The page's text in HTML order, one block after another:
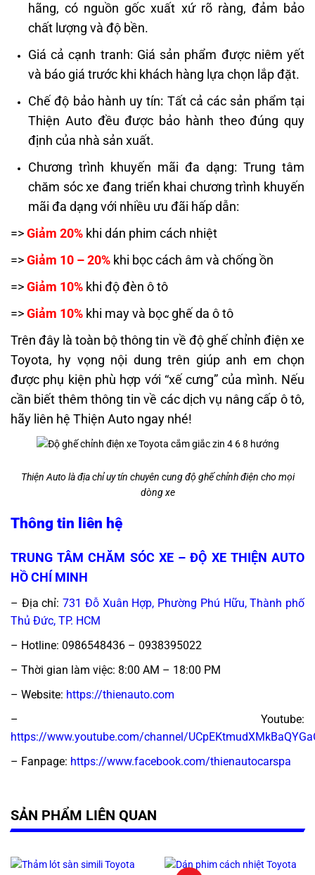
hãng, có nguồn gốc xuất xứ rõ ràng, đảm bảo
chất lượng và độ bền.
Giá cả cạnh tranh: Giá sản phẩm được niêm yết
và báo giá trước khi khách hàng lựa chọn lắp đặt.
Chế độ bảo hành uy tín: Tất cả các sản phẩm tại
Thiện Auto đều được bảo hành theo đúng quy
định của nhà sản xuất.
Chương trình khuyến mãi đa dạng: Trung tâm
chăm sóc xe đang triển khai chương trình khuyến
mãi đa dạng với nhiều ưu đãi hấp dẫn:
=>Giảm 20% khi dán phim cách nhiệt
=>Giảm 10 – 20% khi bọc cách âm và chống ồn
=>Giảm 10% khi độ đèn ô tô
=>Giảm 10% khi may và bọc ghế da ô tô
Trên đây là toàn bộ thông tin về độ ghế chỉnh điện xe
Toyota, hy vọng nội dung trên giúp anh em chọn
được phụ kiện phù hợp với “xế cưng” của mình. Nếu
cần biết thêm thông tin về các dịch vụ nâng cấp ô tô,
hãy liên hệ Thiện Auto ngay nhé!
Thiện Auto là địa chỉ uy tín chuyên cung độ ghế chỉnh điện cho mọi
dòng xe
Thông tin liên hệ
TRUNG TÂM CHĂM SÓC XE – ĐỘ XE THIỆN AUTO
HỒ CHÍ MINH
– Địa chỉ: 731 Đỗ Xuân Hợp, Phường Phú Hữu, Thành phố
Thủ Đức, TP. HCM
– Hotline: 0986548436 – 0938395022
– Thời gian làm việc: 8:00 AM – 18:00 PM
– Website: https://thienauto.com
– Youtube:
https://www.youtube.com/channel/
– Fanpage: https://www.facebook.com/thienautocarspa
SẢN PHẨM LIÊN QUAN